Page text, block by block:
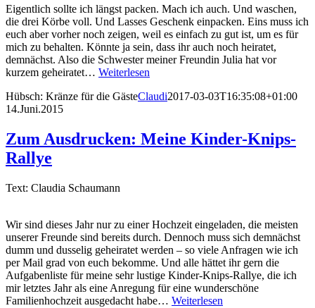
Eigentlich sollte ich längst packen. Mach ich auch. Und waschen,
die drei Körbe voll. Und Lasses Geschenk einpacken. Eins muss ich
euch aber vorher noch zeigen, weil es einfach zu gut ist, um es für
mich zu behalten. Könnte ja sein, dass ihr auch noch heiratet,
demnächst. Also die Schwester meiner Freundin Julia hat vor
kurzem geheiratet… Weiterlesen
Hübsch: Kränze für die GästeClaudi2017-03-03T16:35:08+01:00
14.Juni.2015
Zum Ausdrucken: Meine Kinder-Knips-
Rallye
Text: Claudia Schaumann
Wir sind dieses Jahr nur zu einer Hochzeit eingeladen, die meisten
unserer Freunde sind bereits durch. Dennoch muss sich demnächst
dumm und dusselig geheiratet werden – so viele Anfragen wie ich
per Mail grad von euch bekomme. Und alle hättet ihr gern die
Aufgabenliste für meine sehr lustige Kinder-Knips-Rallye, die ich
mir letztes Jahr als eine Anregung für eine wunderschöne
Familienhochzeit ausgedacht habe… Weiterlesen